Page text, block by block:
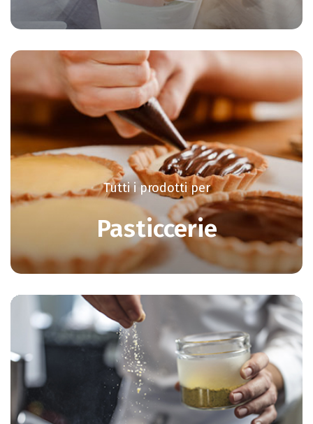
Tutti i prodotti per
Pasticcerie